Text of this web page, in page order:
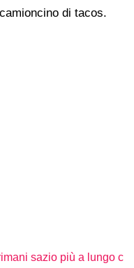
di tacos.
sazio più a lungo c